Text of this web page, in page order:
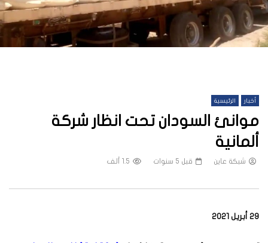
أخبار الرئيسية
موانئ السودان تحت انظار شركة
ألمانية
شبكة عاين قبل 5 سنوات 1.5 ألف
29 أبريل 2021